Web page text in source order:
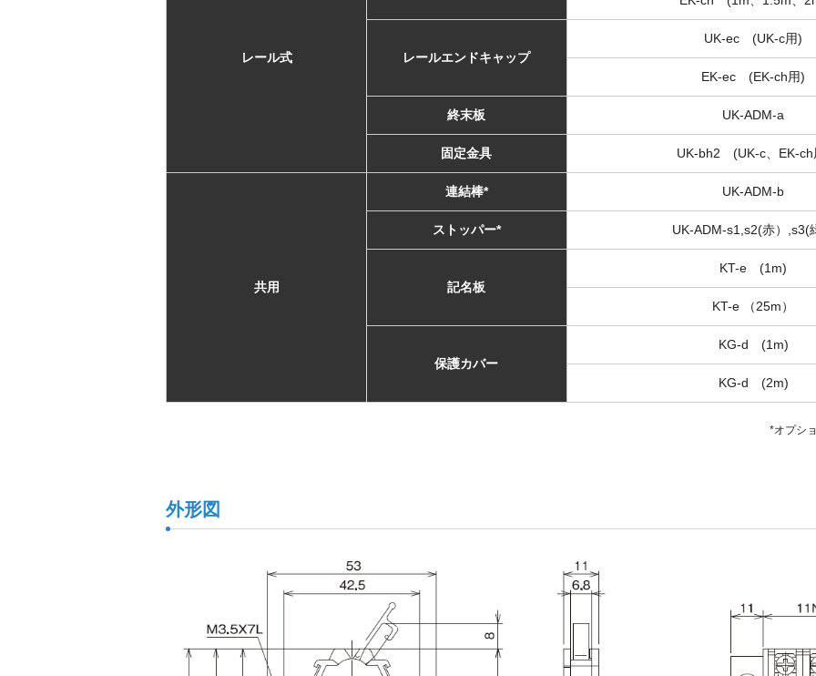
レール式 レールエンドキャップ
UK-ec (UK-c用)
EK-ec (EK-ch用)
終末板 UK-ADM-a
固定金具 UK-bh2 (UK-c、EK-ch
共用
連結棒* UK-ADM-b
ストッパー* UK-ADM-s1,s2(赤）,s3(
記名板
KT-e (1m)
KT-e （25m）
保護カバー
KG-d (1m)
KG-d (2m)
*オプシ
外形図